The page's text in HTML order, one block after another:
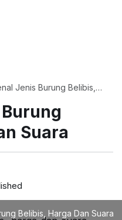
Jenis Burung Belibis,
Suara
Belibis, Harga Dan Suara